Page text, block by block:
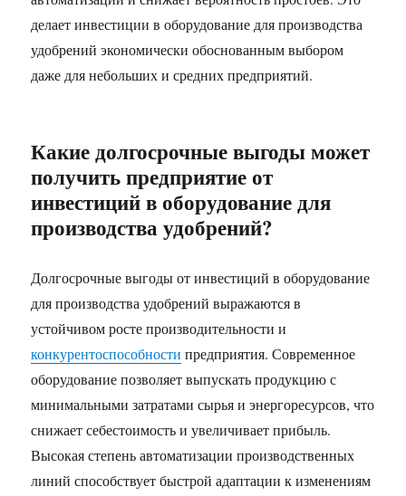
делает инвестиции в оборудование для производства
удобрений экономически обоснованным выбором
даже для небольших и средних предприятий.
Какие долгосрочные выгоды может
получить предприятие от
инвестиций в оборудование для
производства удобрений?
Долгосрочные выгоды от инвестиций в оборудование
для производства удобрений выражаются в
устойчивом росте производительности и
конкурентоспособности предприятия. Современное
оборудование позволяет выпускать продукцию с
минимальными затратами сырья и энергоресурсов, что
снижает себестоимость и увеличивает прибыль.
Высокая степень автоматизации производственных
линий способствует быстрой адаптации к изменениям